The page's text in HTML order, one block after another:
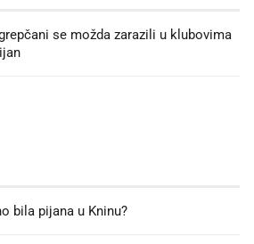
se možda zarazili u klubovima
bila pijana u Kninu?